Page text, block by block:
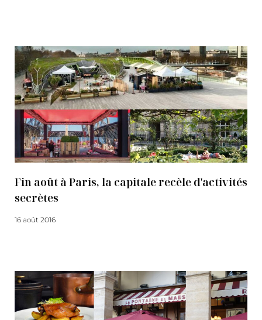
Fin août à Paris, la capitale recèle d'activités
secrètes
16 août 2016